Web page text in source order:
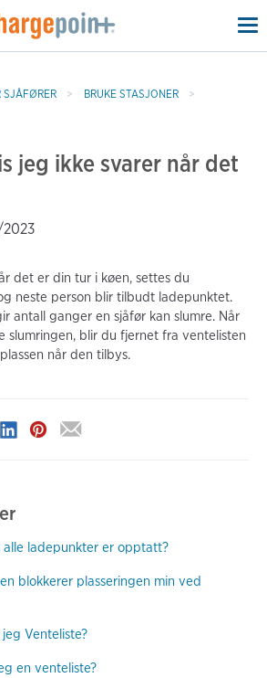
SJÅFØRER
BRUKE STASJONER
jeg ikke svarer når det
det er din tur i køen, settes du
neste person blir tilbudt ladepunktet.
antall ganger en sjåfør kan slumre. Når
slumringen, blir du fjernet fra ventelisten
når den tilbys.
alle ladepunkter er opptatt?
blokkerer plasseringen min ved
Venteliste?
en venteliste?